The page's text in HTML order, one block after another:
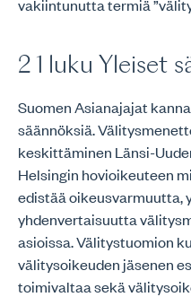
vakiintunutta termiä
2 1 luku Yleiset
Suomen Asianajajat
säännöksiä.
keskittäminen Länsi-
Helsingin hovioikeuteen
edistää oikeusvarmuutta,
yhdenvertaisuutta
asioissa. Välitystuomion
välitysoikeuden jäsenen
toimivaltaa sekä